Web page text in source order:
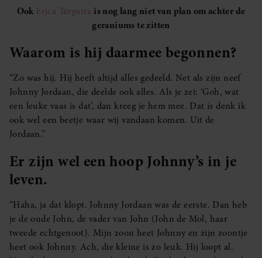
Ook Erica Terpstra is nog lang niet van plan om achter de
geraniums te zitten
Waarom is hij daarmee begonnen?
“Zo was hij. Hij heeft altijd alles gedeeld. Net als zijn neef
Johnny Jordaan, die deelde ook alles. Als je zei: ‘Goh, wat
een leuke vaas is dat’, dan kreeg je hem mee. Dat is denk ik
ook wel een beetje waar wij vandaan komen. Uit de
Jordaan.”
Er zijn wel een hoop Johnny’s in je
leven.
“Haha, ja dat klopt. Johnny Jordaan was de eerste. Dan heb
je de oude John, de vader van John (John de Mol, haar
tweede echtgenoot). Mijn zoon heet Johnny en zijn zoontje
heet ook Johnny. Ach, die kleine is zo leuk. Hij loopt al.